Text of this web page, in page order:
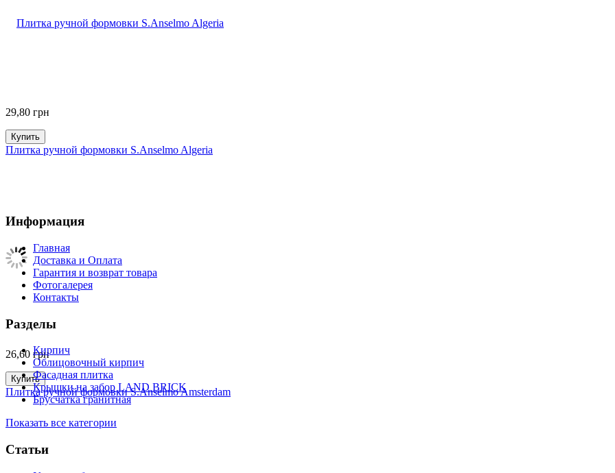
29,80 грн
Купить
Плитка ручной формовки S.Anselmo Algeria
26,60 грн
Купить
Плитка ручной формовки S.Anselmo Amsterdam
Информация
Главная
Доставка и Оплата
Гарантия и возврат товара
Фотогалерея
Контакты
Разделы
Кирпич
Облицовочный кирпич
Фасадная плитка
Крышки на забор LAND BRICK
Брусчатка гранитная
Показать все категории
Статьи